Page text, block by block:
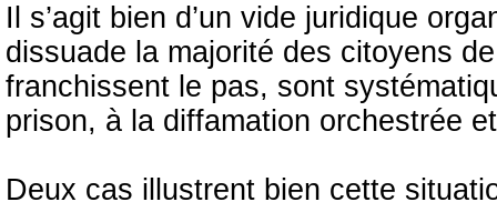
Il s’agit bien d’un vide juridique
dissuade la majorité des citoyens
franchissent le pas, sont
prison, à la diffamation orchestrée
Deux cas illustrent bien cette